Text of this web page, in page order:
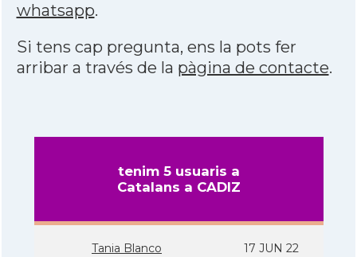
whatsapp.
Si tens cap pregunta, ens la pots fer
arribar a través de la pàgina de contacte.
tenim 5 usuaris a
Catalans a CADIZ
Tania Blanco 17 JUN 22